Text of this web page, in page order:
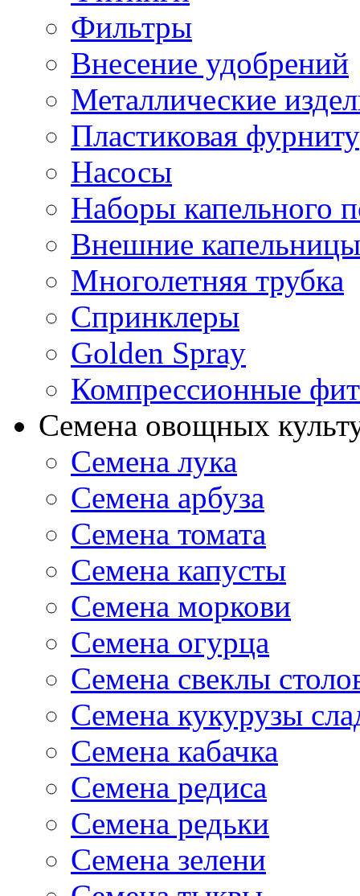
Фильтры
Внесение удобрений
Металлические
Пластиковая
Насосы
Наборы капельного
Внешние капельницы
Многолетняя трубка
Спринклеры
Golden Spray
Компрессионные
Семена овощных
Семена лука
Семена арбуза
Семена томата
Семена капусты
Семена моркови
Семена огурца
Семена свеклы
Семена кукурузы
Семена кабачка
Семена редиса
Семена редьки
Семена зелени